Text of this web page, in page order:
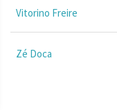
Vitorino Freire
Zé Doca